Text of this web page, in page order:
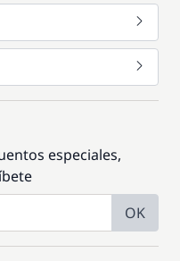
especiales,
OK